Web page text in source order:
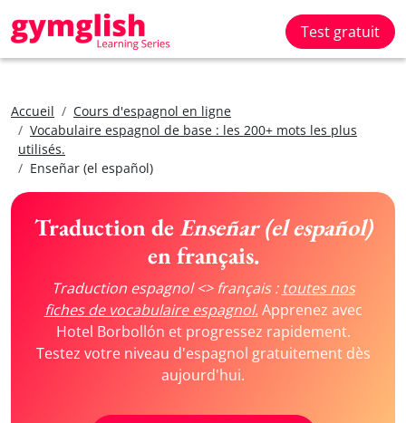
Test gratuit
Accueil
Cours d'espagnol en ligne
Vocabulaire espagnol de base : les 200+ mots les plus
utilisés.
Enseñar (el español)
Traduction deEnseñar (el español)
en français.
Traduction espagnol <> français : toutes nos
fiches de vocabulaire espagnol.Apprenez avec
Hotel Borbollón et progressez rapidement.
Testez votre niveau d'espagnol gratuitement dès
aujourd'hui.